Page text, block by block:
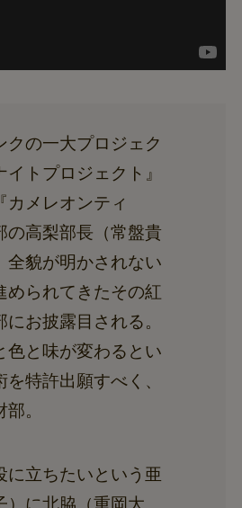
クの一大プロジェク
イトプロジェクト』
カメレオンティ
の高梨部長（常盤貴
全貌が明かされない
められてきたその紅
お披露目される。
色と味が変わるとい
を特許出願すべく、
。
に立ちたいという亜
）に北脇（重岡大